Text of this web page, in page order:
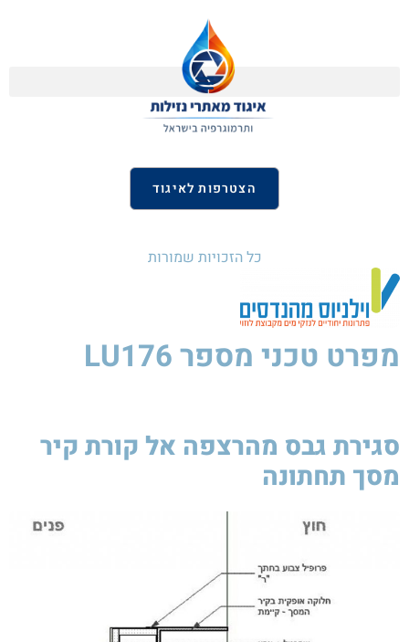
הצטרפות לאיגוד
כל הזכויות שמורות
מפרט טכני מספר LU176
סגירת גבס מהרצפה אל קורת קיר
מסך תחתונה